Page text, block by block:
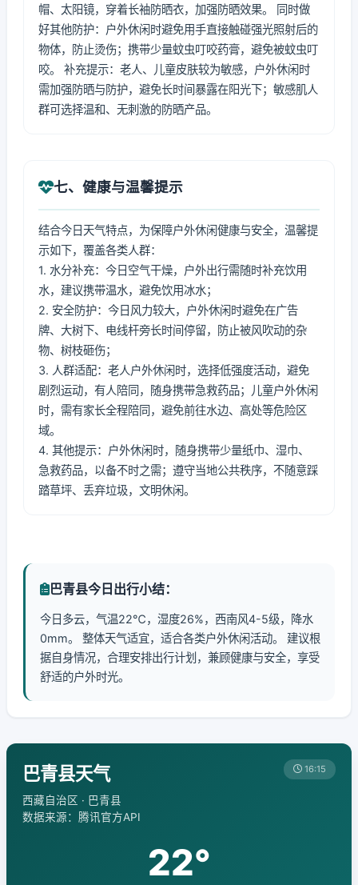
帽、太阳镜，穿着长袖防晒衣，加强防晒效果。 同时做
好其他防护：户外休闲时避免用手直接触碰强光照射后的
物体，防止烫伤；携带少量蚊虫叮咬药膏，避免被蚊虫叮
咬。 补充提示：老人、儿童皮肤较为敏感，户外休闲时
需加强防晒与防护，避免长时间暴露在阳光下；敏感肌人
群可选择温和、无刺激的防晒产品。
七、健康与温馨提示
结合今日天气特点，为保障户外休闲健康与安全，温馨提
示如下，覆盖各类人群：
1. 水分补充：今日空气干燥，户外出行需随时补充饮用
水，建议携带温水，避免饮用冰水；
2. 安全防护：今日风力较大，户外休闲时避免在广告
牌、大树下、电线杆旁长时间停留，防止被风吹动的杂
物、树枝砸伤；
3. 人群适配：老人户外休闲时，选择低强度活动，避免
剧烈运动，有人陪同，随身携带急救药品；儿童户外休闲
时，需有家长全程陪同，避免前往水边、高处等危险区
域。
4. 其他提示：户外休闲时，随身携带少量纸巾、湿巾、
急救药品，以备不时之需；遵守当地公共秩序，不随意踩
踏草坪、丢弃垃圾，文明休闲。
巴青县今日出行小结：
今日多云，气温22℃，湿度26%，西南风4-5级，降水
0mm。 整体天气适宜，适合各类户外休闲活动。 建议根
据自身情况，合理安排出行计划，兼顾健康与安全，享受
舒适的户外时光。
巴青县天气
西藏自治区 · 巴青县
数据来源：腾讯官方API
16:15
22°